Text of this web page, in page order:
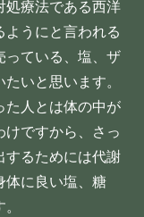
処療法である西洋
ようにと言われる
っている、塩、ザ
いと思います。
た人とは体の中が
ですから、さっ
するためには代謝
体に良い塩、糖